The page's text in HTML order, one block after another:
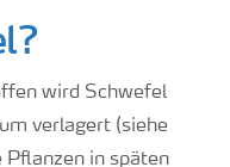
wird Schwefel
verlagert (siehe
Pflanzen in späten